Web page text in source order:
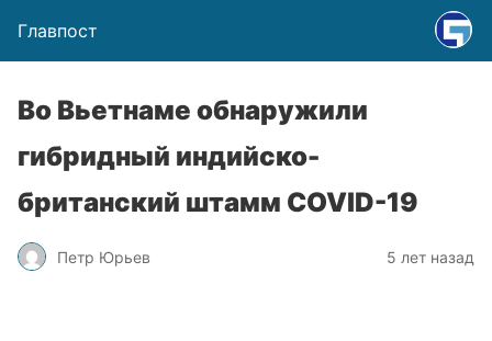
Главпост
Во Вьетнаме обнаружили
гибридный индийско-
британский штамм COVID-19
Петр Юрьев 5 лет назад